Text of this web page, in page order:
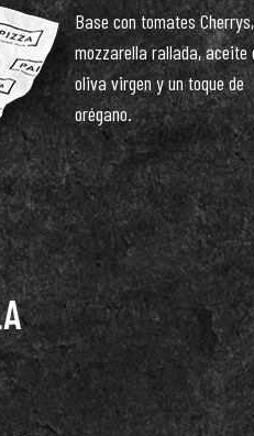
Base con tomates Cherrys,
mozzarella rallada, aceite
oliva virgen y un toque de
orégano.